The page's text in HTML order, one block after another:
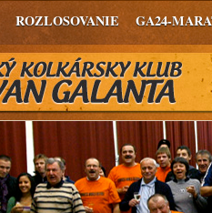
ROZLOSOVANIE GA24-